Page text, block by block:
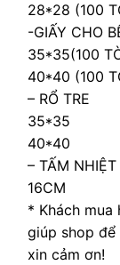
28*28 (100
-GIẤY CHO
35*35(100
40*40 (100
– RỔ TRE
35*35
40*40
– TẤM NHIỆT
16CM
* Khách
giúp shop để
xin cảm ơn!